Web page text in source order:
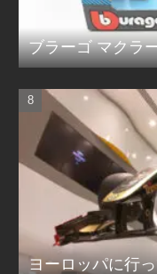
ブラーゴ マクラ
ヨーロッパに行